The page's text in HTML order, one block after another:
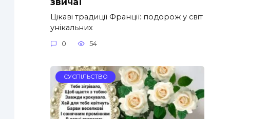
Цікаві традиції Франції: подорож у світ
унікальних
0 54
СУСПІЛЬСТВО